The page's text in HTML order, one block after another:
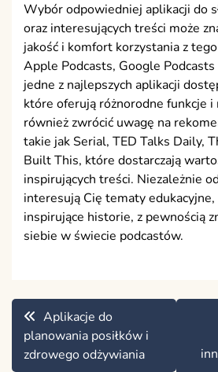
Wybór odpowiedniej aplikacji do
oraz interesujących treści może
jakość i komfort korzystania z
Apple Podcasts, Google
jedne z najlepszych aplikacji
które oferują różnorodne funkcje
również zwrócić uwagę na
takie jak Serial, TED Talks Daily,
Built This, które dostarczają
inspirujących treści. Niezależnie
interesują Cię tematy
inspirujące historie, z pewnością
siebie w świecie podcastów.
Nawigacja
wpisu
Aplikacje do
planowania posiłków i
zdrowego odżywiania